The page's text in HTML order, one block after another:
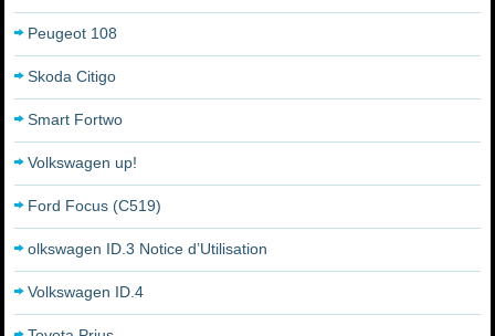
Peugeot 108
Skoda Citigo
Smart Fortwo
Volkswagen up!
Ford Focus (C519)
olkswagen ID.3 Notice d’Utilisation
Volkswagen ID.4